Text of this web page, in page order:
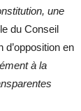
une
du Conseil
en
à la